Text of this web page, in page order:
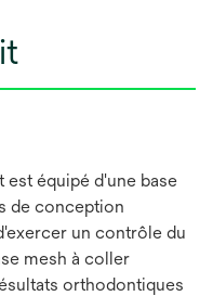
est équipé d'une base
de conception
un contrôle du
mesh à coller
orthodontiques